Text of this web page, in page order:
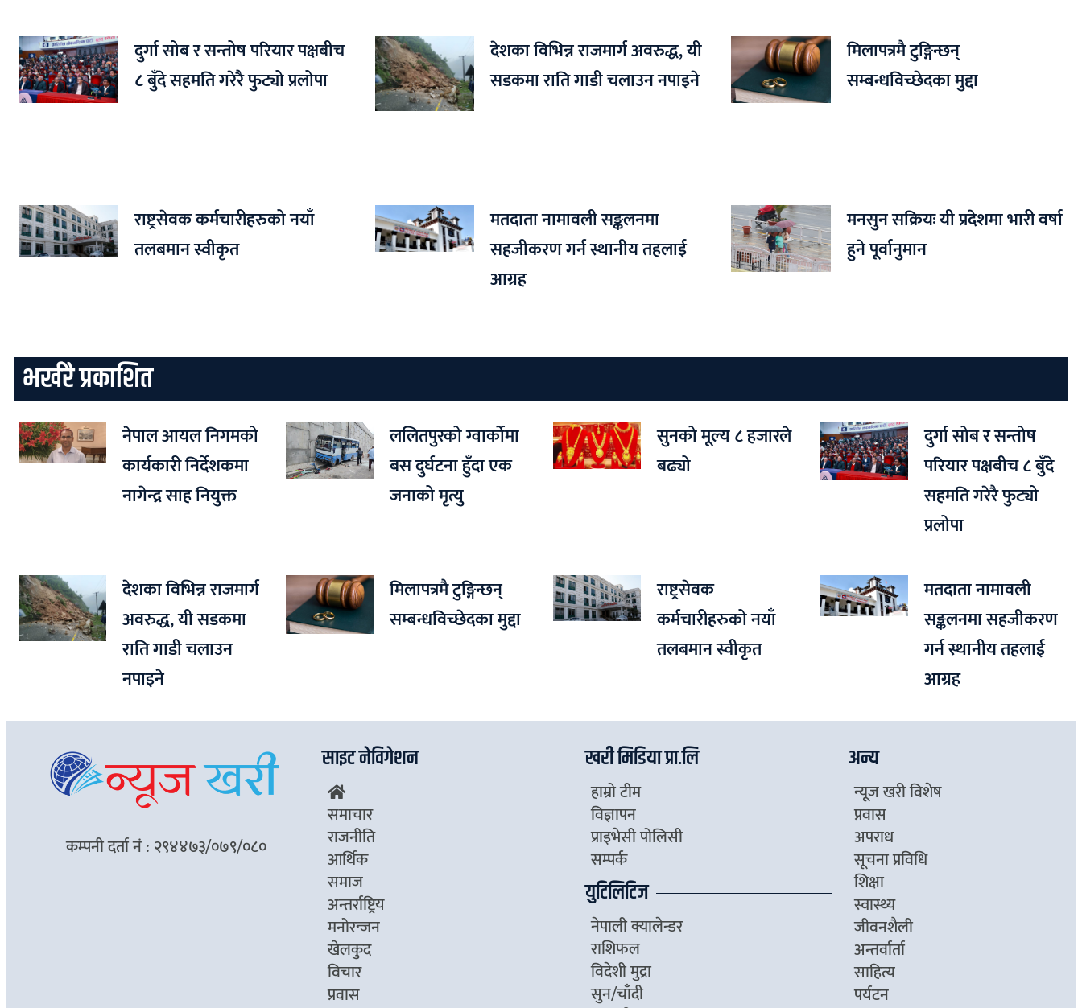
दुर्गा सोब र सन्तोष परियार पक्षबीच
८ बुँदे सहमति गरेरै फुट्यो प्रलोपा
देशका विभिन्न राजमार्ग अवरुद्ध, यी
सडकमा राति गाडी चलाउन नपाइने
मिलापत्रमै टुङ्गिन्छन्
सम्बन्धविच्छेदका मुद्दा
राष्ट्रसेवक कर्मचारीहरुको नयाँ
तलबमान स्वीकृत
मतदाता नामावली सङ्कलनमा
सहजीकरण गर्न स्थानीय तहलाई
आग्रह
मनसुन सक्रियः यी प्रदेशमा भारी वर्षा
हुने पूर्वानुमान
भर्खरै प्रकाशित
नेपाल आयल निगमको
कार्यकारी निर्देशकमा
नागेन्द्र साह नियुक्त
ललितपुरको ग्वार्कोमा
बस दुर्घटना हुँदा एक
जनाको मृत्यु
सुनको मूल्य ८ हजारले
बढ्यो
दुर्गा सोब र सन्तोष
परियार पक्षबीच ८ बुँदे
सहमति गरेरै फुट्यो
प्रलोपा
देशका विभिन्न राजमार्ग
अवरुद्ध, यी सडकमा
राति गाडी चलाउन
नपाइने
मिलापत्रमै टुङ्गिन्छन्
सम्बन्धविच्छेदका मुद्दा
राष्ट्रसेवक
कर्मचारीहरुको नयाँ
तलबमान स्वीकृत
मतदाता नामावली
सङ्कलनमा सहजीकरण
गर्न स्थानीय तहलाई
आग्रह
कम्पनी दर्ता नं : २९४४७३/०७९/०८०
साइट नेविगेशन
समाचार
राजनीति
आर्थिक
समाज
अन्तर्राष्ट्रिय
मनोरन्जन
खेलकुद
विचार
प्रवास
खरी मिडिया प्रा.लि
हाम्रो टीम
विज्ञापन
प्राइभेसी पोलिसी
सम्पर्क
युटिलिटिज
नेपाली क्यालेन्डर
राशिफल
विदेशी मुद्रा
सुन/चाँदी
अन्य
न्यूज खरी विशेष
प्रवास
अपराध
सूचना प्रविधि
शिक्षा
स्वास्थ्य
जीवनशैली
अन्तर्वार्ता
साहित्य
पर्यटन